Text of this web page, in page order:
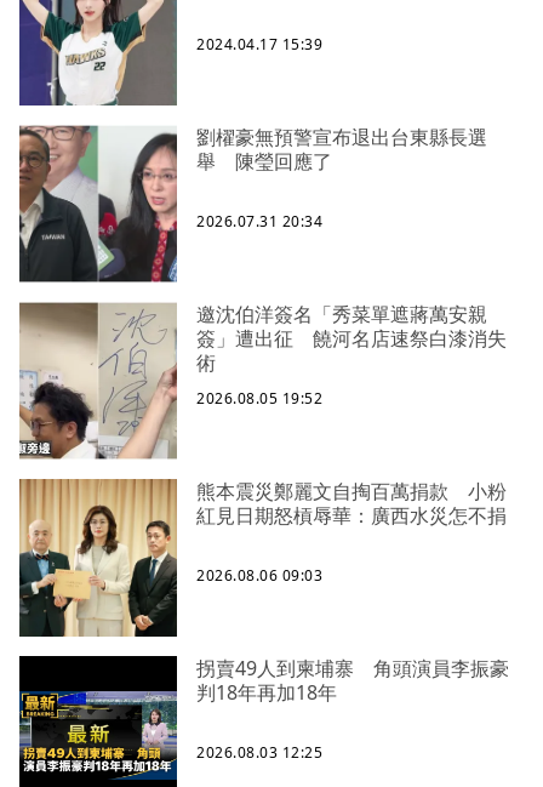
2024.04.17 15:39
劉櫂豪無預警宣布退出台東縣長選
舉 陳瑩回應了
2026.07.31 20:34
邀沈伯洋簽名「秀菜單遮蔣萬安親
簽」遭出征 饒河名店速祭白漆消失
術
2026.08.05 19:52
熊本震災鄭麗文自掏百萬捐款 小粉
紅見日期怒槓辱華：廣西水災怎不捐
2026.08.06 09:03
拐賣49人到柬埔寨 角頭演員李振豪
判18年再加18年
2026.08.03 12:25